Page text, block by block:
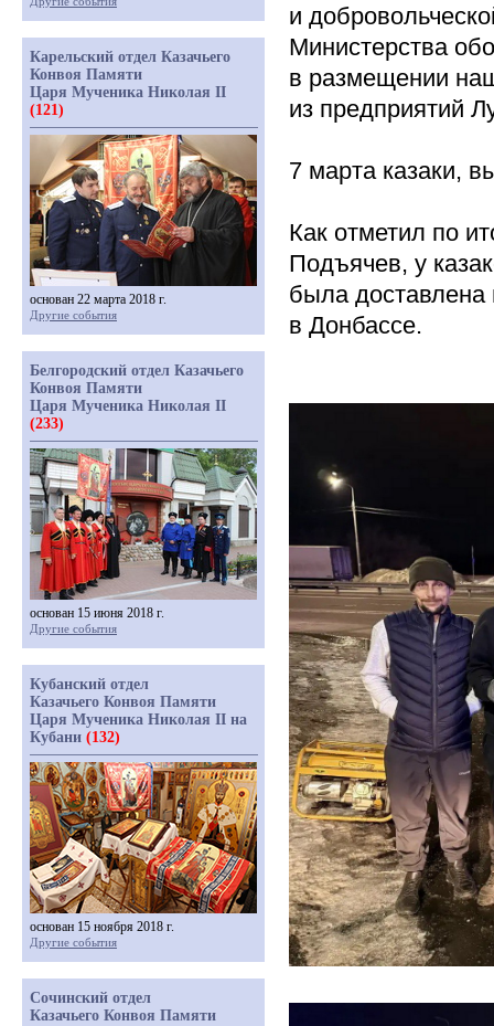
и
Министерства
в размещении
из предприятий
7 марта казаки,
Как отметил по
Подъячев, у
была доставлена
в Донбассе.
Карельский отдел Казачьего
Конвоя Памяти
Царя Мученика Николая II
(121)
основан 22 марта 2018 г.
Другие события
Белгородский отдел Казачьего
Конвоя Памяти
Царя Мученика Николая II
(233)
основан 15 июня 2018 г.
Другие события
Кубанский отдел
Казачьего Конвоя Памяти
Царя Мученика Николая II на
Кубани (132)
основан 15 ноября 2018 г.
Другие события
Сочинский отдел
Казачьего Конвоя Памяти